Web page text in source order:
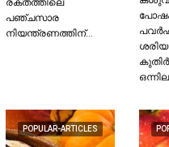
പഞ്ചസാര
നിയന്ത്രണത്തിന്…
POPULAR-ARTICLES